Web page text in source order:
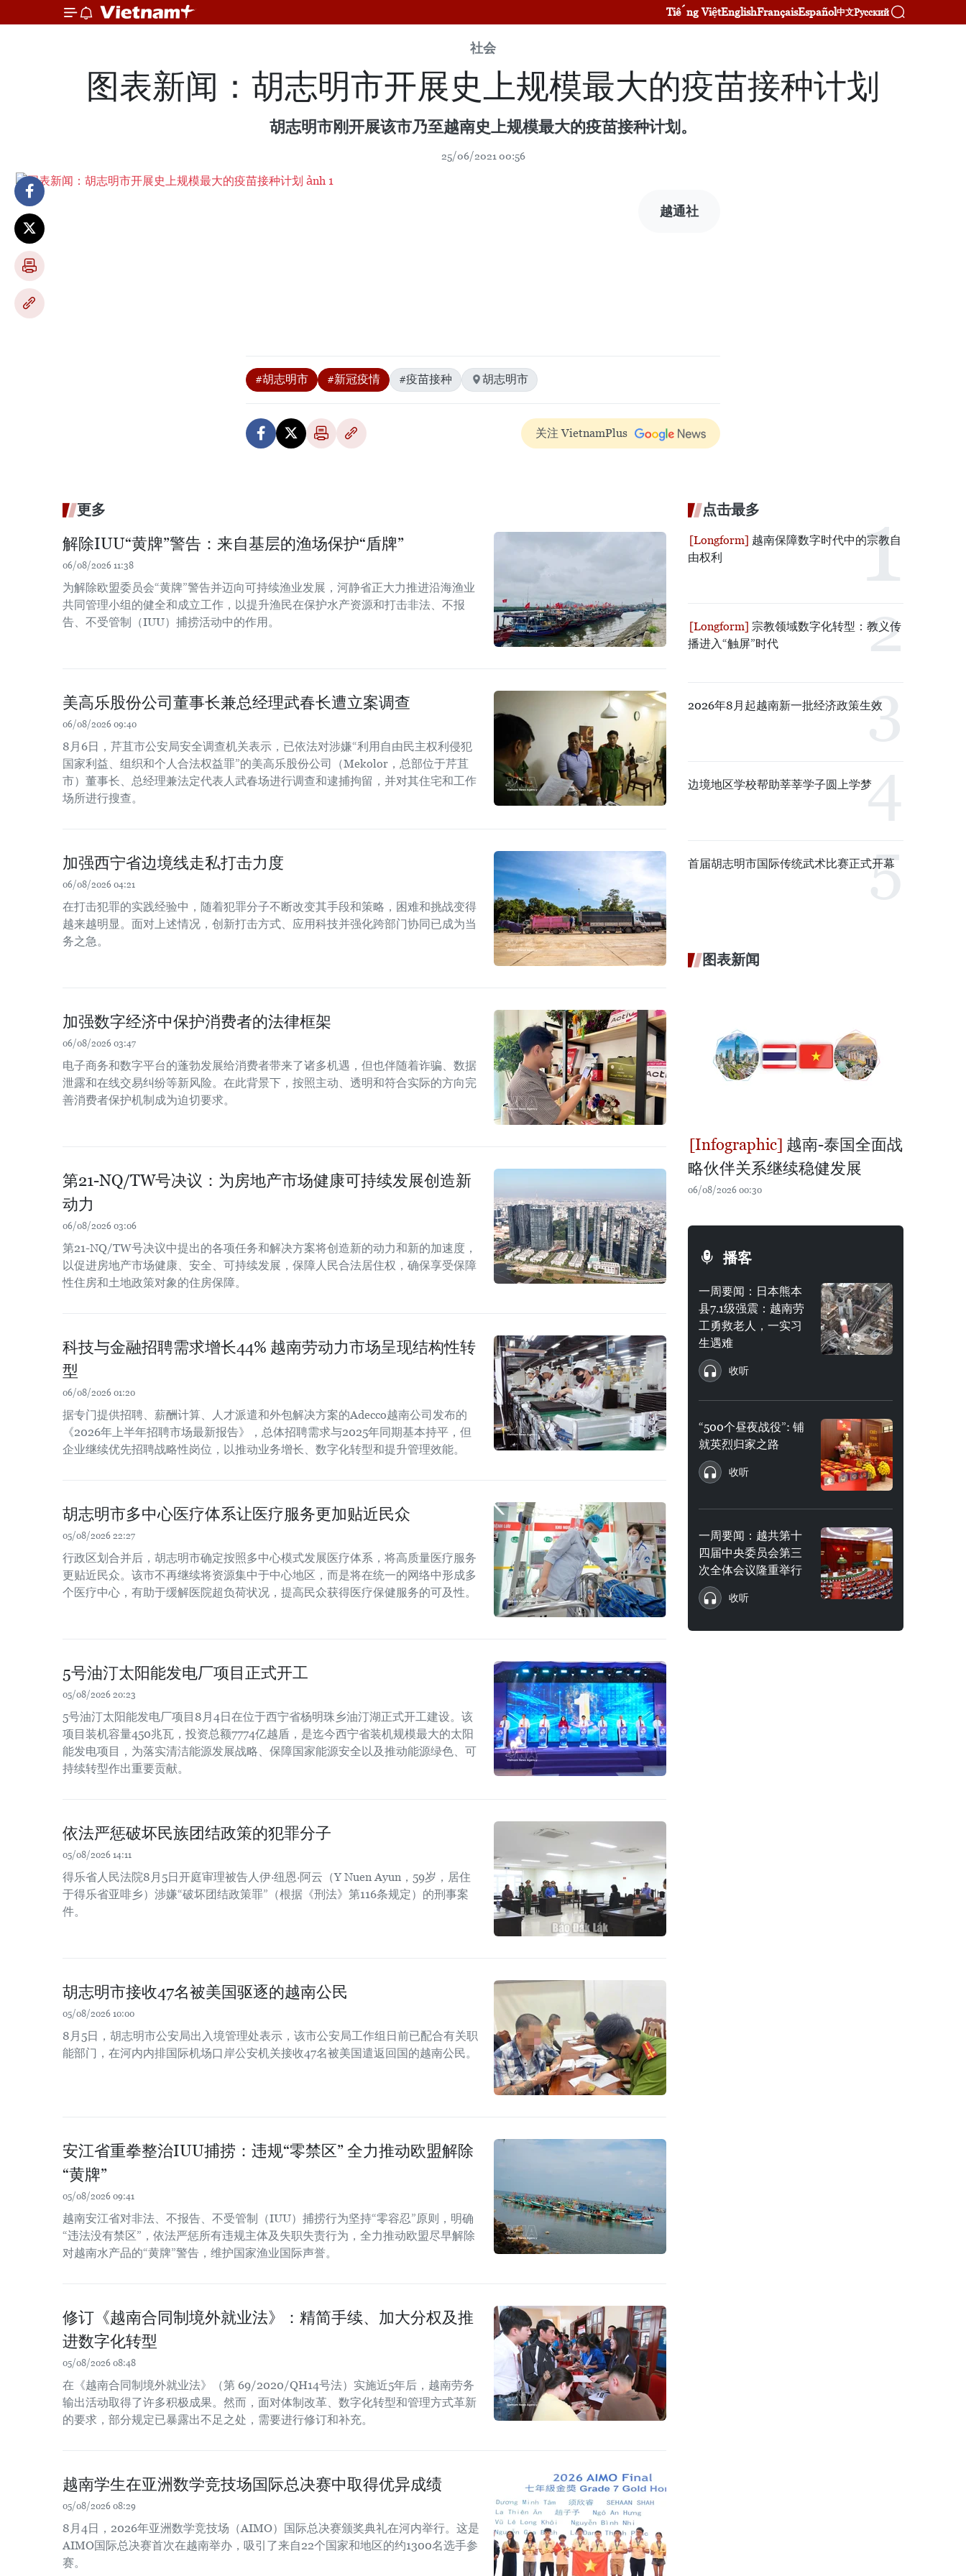
Tiếng ViệtEnglishFrançaisEspañol中文Русский
社会
图表新闻：胡志明市开展史上规模最大的疫苗接种计划
胡志明市刚开展该市乃至越南史上规模最大的疫苗接种计划。
25/06/2021 00:56
越通社
#胡志明市 #新冠疫情 #疫苗接种 胡志明市
关注 VietnamPlus
更多
解除IUU“黄牌”警告：来自基层的渔场保护“盾牌”
06/08/2026 11:38
为解除欧盟委员会“黄牌”警告并迈向可持续渔业发展，河静省正大力推进沿海渔业
共同管理小组的健全和成立工作，以提升渔民在保护水产资源和打击非法、不报
告、不受管制（IUU）捕捞活动中的作用。
美高乐股份公司董事长兼总经理武春长遭立案调查
06/08/2026 09:40
8月6日，芹苴市公安局安全调查机关表示，已依法对涉嫌“利用自由民主权利侵犯
国家利益、组织和个人合法权益罪”的美高乐股份公司（Mekolor，总部位于芹苴
市）董事长、总经理兼法定代表人武春场进行调查和逮捕拘留，并对其住宅和工作
场所进行搜查。
加强西宁省边境线走私打击力度
06/08/2026 04:21
在打击犯罪的实践经验中，随着犯罪分子不断改变其手段和策略，困难和挑战变得
越来越明显。面对上述情况，创新打击方式、应用科技并强化跨部门协同已成为当
务之急。
加强数字经济中保护消费者的法律框架
06/08/2026 03:47
电子商务和数字平台的蓬勃发展给消费者带来了诸多机遇，但也伴随着诈骗、数据
泄露和在线交易纠纷等新风险。在此背景下，按照主动、透明和符合实际的方向完
善消费者保护机制成为迫切要求。
第21-NQ/TW号决议：为房地产市场健康可持续发展创造新
动力
06/08/2026 03:06
第21-NQ/TW号决议中提出的各项任务和解决方案将创造新的动力和新的加速度，
以促进房地产市场健康、安全、可持续发展，保障人民合法居住权，确保享受保障
性住房和土地政策对象的住房保障。
科技与金融招聘需求增长44% 越南劳动力市场呈现结构性转
型
06/08/2026 01:20
据专门提供招聘、薪酬计算、人才派遣和外包解决方案的Adecco越南公司发布的
《2026年上半年招聘市场最新报告》，总体招聘需求与2025年同期基本持平，但
企业继续优先招聘战略性岗位，以推动业务增长、数字化转型和提升管理效能。
胡志明市多中心医疗体系让医疗服务更加贴近民众
05/08/2026 22:27
行政区划合并后，胡志明市确定按照多中心模式发展医疗体系，将高质量医疗服务
更贴近民众。该市不再继续将资源集中于中心地区，而是将在统一的网络中形成多
个医疗中心，有助于缓解医院超负荷状况，提高民众获得医疗保健服务的可及性。
5号油汀太阳能发电厂项目正式开工
05/08/2026 20:23
5号油汀太阳能发电厂项目8月4日在位于西宁省杨明珠乡油汀湖正式开工建设。该
项目装机容量450兆瓦，投资总额7774亿越盾，是迄今西宁省装机规模最大的太阳
能发电项目，为落实清洁能源发展战略、保障国家能源安全以及推动能源绿色、可
持续转型作出重要贡献。
依法严惩破坏民族团结政策的犯罪分子
05/08/2026 14:11
得乐省人民法院8月5日开庭审理被告人伊·纽恩·阿云（Y Nuen Ayun，59岁，居住
于得乐省亚啡乡）涉嫌“破坏团结政策罪”（根据《刑法》第116条规定）的刑事案
件。
胡志明市接收47名被美国驱逐的越南公民
05/08/2026 10:00
8月5日，胡志明市公安局出入境管理处表示，该市公安局工作组日前已配合有关职
能部门，在河内内排国际机场口岸公安机关接收47名被美国遣返回国的越南公民。
安江省重拳整治IUU捕捞：违规“零禁区” 全力推动欧盟解除
“黄牌”
05/08/2026 09:41
越南安江省对非法、不报告、不受管制（IUU）捕捞行为坚持“零容忍”原则，明确
“违法没有禁区”，依法严惩所有违规主体及失职失责行为，全力推动欧盟尽早解除
对越南水产品的“黄牌”警告，维护国家渔业国际声誉。
修订《越南合同制境外就业法》：精简手续、加大分权及推
进数字化转型
05/08/2026 08:48
在《越南合同制境外就业法》（第 69/2020/QH14号法）实施近5年后，越南劳务
输出活动取得了许多积极成果。然而，面对体制改革、数字化转型和管理方式革新
的要求，部分规定已暴露出不足之处，需要进行修订和补充。
越南学生在亚洲数学竞技场国际总决赛中取得优异成绩
05/08/2026 08:29
8月4日，2026年亚洲数学竞技场（AIMO）国际总决赛颁奖典礼在河内举行。这是
AIMO国际总决赛首次在越南举办，吸引了来自22个国家和地区的约1300名选手参
赛。
点击最多
越南保障数字时代中的宗教自
由权利
宗教领域数字化转型：教义传
播进入“触屏”时代
2026年8月起越南新一批经济政策生效
边境地区学校帮助莘莘学子圆上学梦
首届胡志明市国际传统武术比赛正式开幕
图表新闻
越南-泰国全面战
略伙伴关系继续稳健发展
06/08/2026 00:30
播客
一周要闻：日本熊本
县7.1级强震：越南劳
工勇救老人，一实习
生遇难
收听
“500个昼夜战役”: 铺
就英烈归家之路
收听
一周要闻：越共第十
四届中央委员会第三
次全体会议隆重举行
收听